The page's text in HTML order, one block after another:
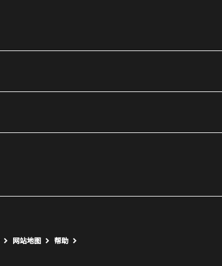
网站地图 打开新窗口
帮助